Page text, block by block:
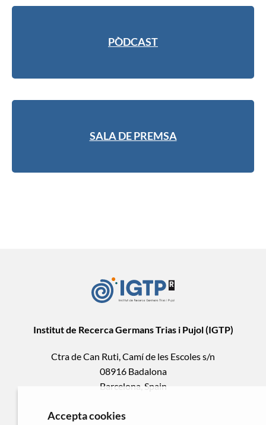
PÒDCAST
SALA DE PREMSA
Institut de Recerca Germans Trias i Pujol (IGTP)
Ctra de Can Ruti, Camí de les Escoles s/n
08916 Badalona
Barcelona, Spain
Accepta cookies